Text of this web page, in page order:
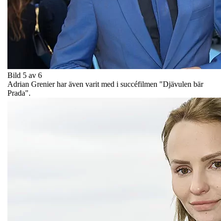
Bild 5 av 6
Adrian Grenier har även varit med i succéfilmen "Djävulen bär
Prada".